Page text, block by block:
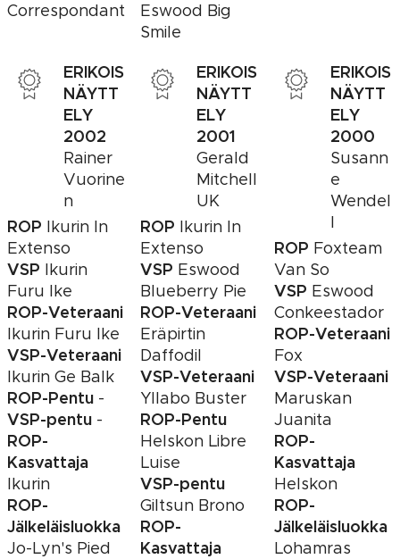
Correspondant
Eswood Big
Smile
ERIKOIS
NÄYTT
ELY
2002
Rainer
Vuorine
n
ROP Ikurin In
Extenso
VSP Ikurin
Furu Ike
ROP-Veteraani
Ikurin Furu Ike
VSP-Veteraani
Ikurin Ge Balk
ROP-Pentu -
VSP-pentu -
ROP-
Kasvattaja
Ikurin
ROP-
Jälkeläisluokka
Jo-Lyn's Pied
ERIKOIS
NÄYTT
ELY
2001
Gerald
Mitchell
UK
ROP Ikurin In
Extenso
VSP Eswood
Blueberry Pie
ROP-Veteraani
Eräpirtin
Daffodil
VSP-Veteraani
Yllabo Buster
ROP-Pentu
Helskon Libre
Luise
VSP-pentu
Giltsun Brono
ROP-
Kasvattaja
ERIKOIS
NÄYTT
ELY
2000
Susann
e
Wendel
l
ROP Foxteam
Van So
VSP Eswood
Conkeestador
ROP-Veteraani
Fox
VSP-Veteraani
Maruskan
Juanita
ROP-
Kasvattaja
Helskon
ROP-
Jälkeläisluokka
Lohamras